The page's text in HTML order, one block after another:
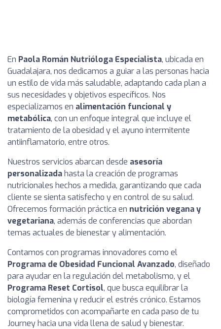
En Paola Román Nutrióloga Especialista, ubicada en
Guadalajara, nos dedicamos a guiar a las personas hacia
un estilo de vida más saludable, adaptando cada plan a
sus necesidades y objetivos específicos. Nos
especializamos en alimentación funcional y
metabólica, con un enfoque integral que incluye el
tratamiento de la obesidad y el ayuno intermitente
antiinflamatorio, entre otros.
Nuestros servicios abarcan desde asesoría
personalizada hasta la creación de programas
nutricionales hechos a medida, garantizando que cada
cliente se sienta satisfecho y en control de su salud.
Ofrecemos formación práctica en nutrición vegana y
vegetariana, además de conferencias que abordan
temas actuales de bienestar y alimentación.
Contamos con programas innovadores como el
Programa de Obesidad Funcional Avanzado, diseñado
para ayudar en la regulación del metabolismo, y el
Programa Reset Cortisol, que busca equilibrar la
biología femenina y reducir el estrés crónico. Estamos
comprometidos con acompañarte en cada paso de tu
Journey hacia una vida llena de salud y bienestar.